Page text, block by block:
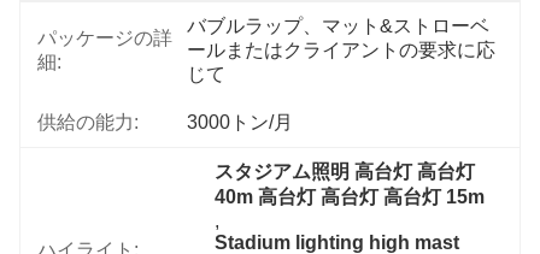
パッケージの詳
細:
バブルラップ、マット&ストローベ
ールまたはクライアントの要求に応
じて
供給の能力: 3000トン/月
ハイライト:
スタジアム照明 高台灯 高台灯
40m 高台灯 高台灯 高台灯 15m
,
Stadium lighting high mast